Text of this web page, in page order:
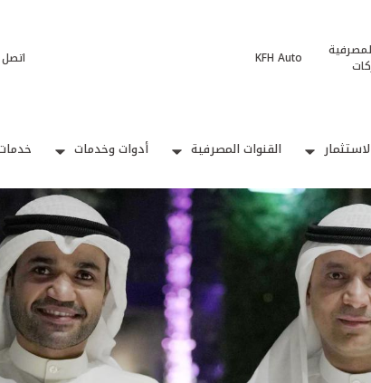
KFH Auto اتصل
القنوات المصرفية أدوات وخدمات